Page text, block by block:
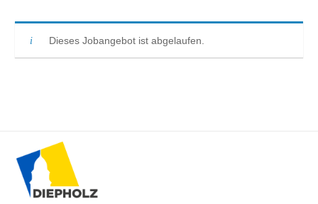
Dieses Jobangebot ist abgelaufen.